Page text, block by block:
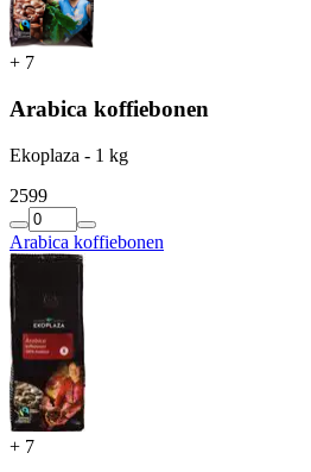
+ 7
Arabica koffiebonen
Ekoplaza - 1 kg
2599
Arabica koffiebonen
+ 7